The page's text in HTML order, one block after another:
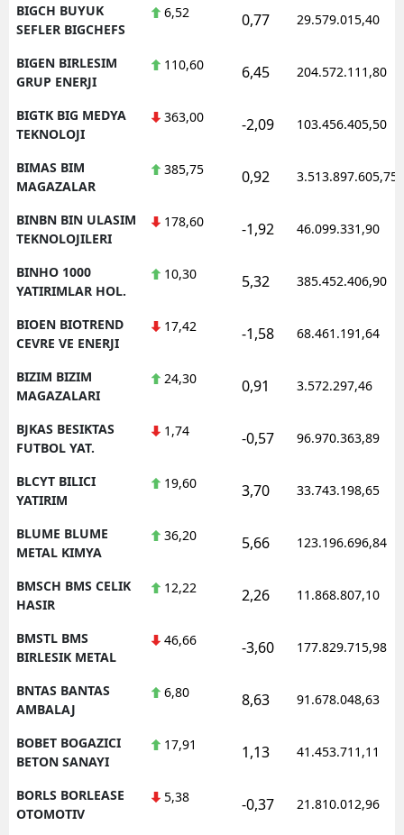
BIGCH BUYUK
SEFLER BIGCHEFS
6,52 0,77 29.579.015,40
BIGEN BIRLESIM
GRUP ENERJI
110,60 6,45 204.572.111,80
BIGTK BIG MEDYA
TEKNOLOJI
363,00 -2,09 103.456.405,50
BIMAS BIM
MAGAZALAR
385,75 0,92 3.513.897.605,75
BINBN BIN ULASIM
TEKNOLOJILERI
178,60 -1,92 46.099.331,90
BINHO 1000
YATIRIMLAR HOL.
10,30 5,32 385.452.406,90
BIOEN BIOTREND
CEVRE VE ENERJI
17,42 -1,58 68.461.191,64
BIZIM BIZIM
MAGAZALARI
24,30 0,91 3.572.297,46
BJKAS BESIKTAS
FUTBOL YAT.
1,74 -0,57 96.970.363,89
BLCYT BILICI
YATIRIM
19,60 3,70 33.743.198,65
BLUME BLUME
METAL KIMYA
36,20 5,66 123.196.696,84
BMSCH BMS CELIK
HASIR
12,22 2,26 11.868.807,10
BMSTL BMS
BIRLESIK METAL
46,66 -3,60 177.829.715,98
BNTAS BANTAS
AMBALAJ
6,80 8,63 91.678.048,63
BOBET BOGAZICI
BETON SANAYI
17,91 1,13 41.453.711,11
BORLS BORLEASE
OTOMOTIV
5,38 -0,37 21.810.012,96